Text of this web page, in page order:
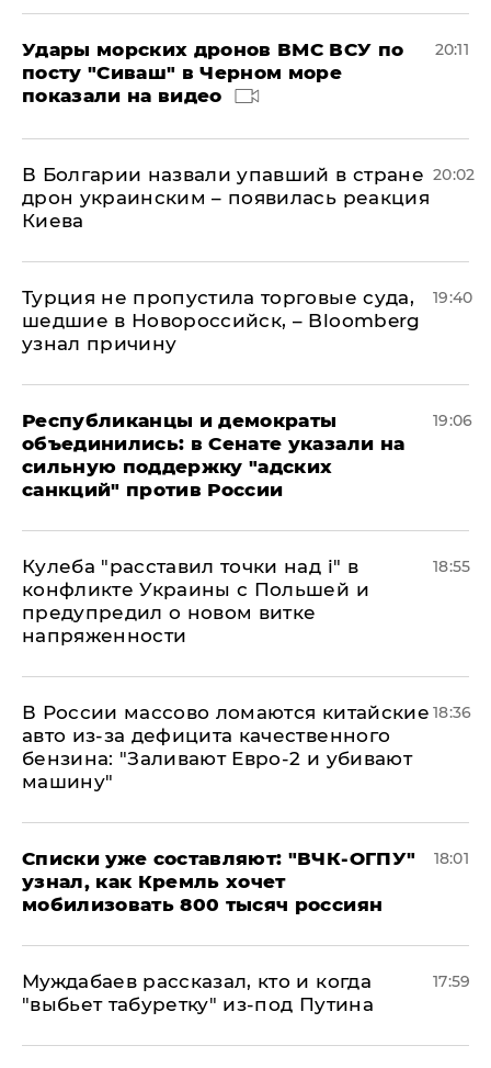
Удары морских дронов ВМС ВСУ по
посту "Сиваш" в Черном море
показали на видео
20:11
В Болгарии назвали упавший в стране
дрон украинским – появилась реакция
Киева
20:02
Турция не пропустила торговые суда,
шедшие в Новороссийск, – Bloomberg
узнал причину
19:40
Республиканцы и демократы
объединились: в Сенате указали на
сильную поддержку "адских
санкций" против России
19:06
Кулеба "расставил точки над і" в
конфликте Украины с Польшей и
предупредил о новом витке
напряженности
18:55
В России массово ломаются китайские
авто из-за дефицита качественного
бензина: "Заливают Евро-2 и убивают
машину"
18:36
Списки уже составляют: "ВЧК-ОГПУ"
узнал, как Кремль хочет
мобилизовать 800 тысяч россиян
18:01
Муждабаев рассказал, кто и когда
"выбьет табуретку" из-под Путина
17:59